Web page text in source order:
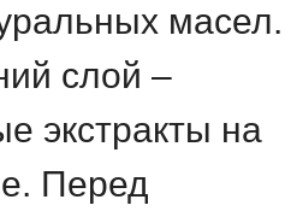
масел.
слой –
экстракты на
Перед